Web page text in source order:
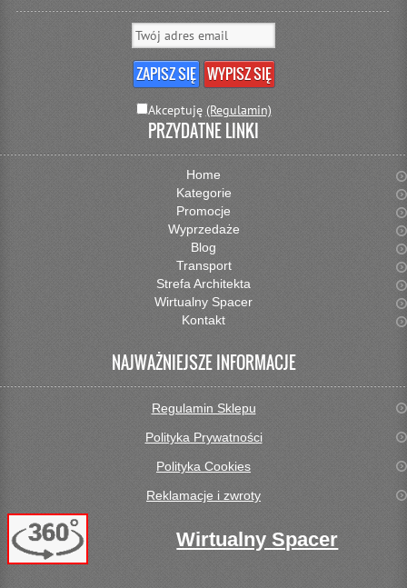
Akceptuję (Regulamin)
PRZYDATNE LINKI
Home
Kategorie
Promocje
Wyprzedaże
Blog
Transport
Strefa Architekta
Wirtualny Spacer
Kontakt
NAJWAŻNIEJSZE INFORMACJE
Regulamin Sklepu
Polityka Prywatności
Polityka Cookies
Reklamacje i zwroty
Wirtualny Spacer